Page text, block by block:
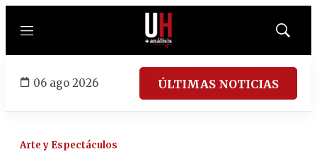
Menú
Mostrar
06 ago 2026 ÚLTIMAS NOTICIAS
Arte y Espectáculos